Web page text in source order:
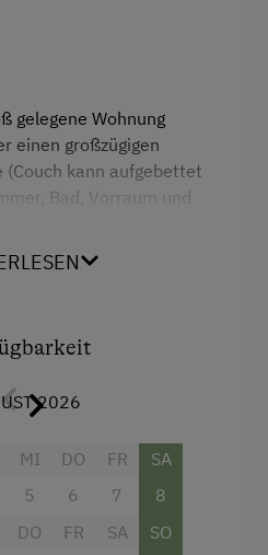
gelegene Wohnung
einen großzügigen
kann aufgebettet
Bad, Vorraum und
2026
MI
5
DO
6
FR
7
SA
8
DO
FR
SA
SO